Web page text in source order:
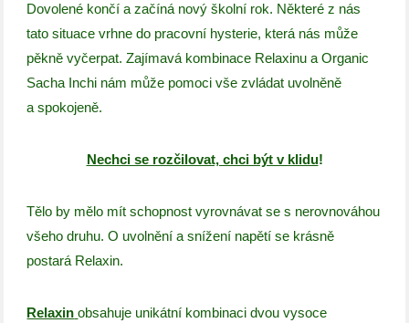
Dovolené končí a začíná nový školní rok. Některé z nás
tato situace vrhne do pracovní hysterie, která nás může
pěkně vyčerpat. Zajímavá kombinace Relaxinu a Organic
Sacha Inchi nám může pomoci vše zvládat uvolněně
a spokojeně.
Nechci se rozčilovat, chci být v klidu!
Tělo by mělo mít schopnost vyrovnávat se s nerovnováhou
všeho druhu. O uvolnění a snížení napětí se krásně
postará Relaxin.
Relaxin obsahuje unikátní kombinaci dvou vysoce